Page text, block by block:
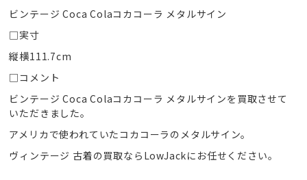
ビンテージ Coca Colaコカコーラ メタルサイン
□実寸
縦横111.7cm
□コメント
ビンテージ Coca Colaコカコーラ メタルサインを買取させて
いただきました。
アメリカで使われていたコカコーラのメタルサイン。
ヴィンテージ 古着の買取ならLowJackにお任せください。